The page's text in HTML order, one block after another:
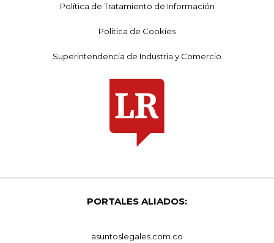
Política de Tratamiento de Información
Política de Cookies
Superintendencia de Industria y Comercio
PORTALES ALIADOS:
asuntoslegales.com.co